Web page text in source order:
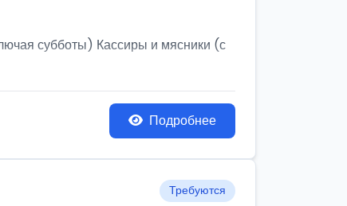
субботы) Кассиры и мясники (с
Подробнее
Требуются